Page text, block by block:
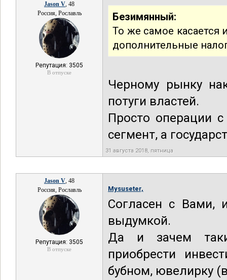
Jason V, 48
Россия, Рославль
Репутация: 3505
В отпуске
Безимянный:
То же самое касается
дополнительные
Черному рынку
потуги властей.
Просто операции
сегмент, а
31 августа 2018, пятница
Jason V, 48
Россия, Рославль
Репутация: 3505
В отпуске
Mysuseter,
Согласен с Вами,
выдумкой.
Да и зачем
приобрести
бубном, ювелирку